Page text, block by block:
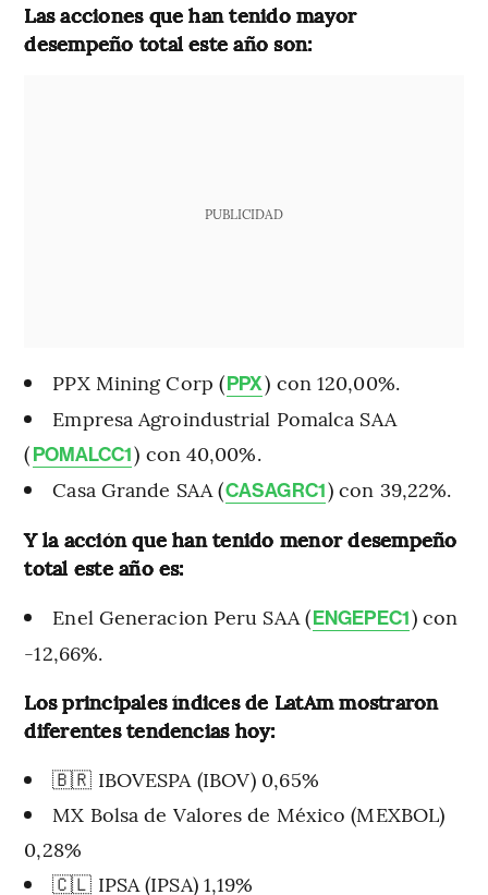
Las acciones que han tenido mayor
desempeño total este año son:
PUBLICIDAD
PPX Mining Corp (PPX) con 120,00%.
Empresa Agroindustrial Pomalca SAA
(POMALCC1) con 40,00%.
Casa Grande SAA (CASAGRC1) con 39,22%.
Y la acción que han tenido menor desempeño
total este año es:
Enel Generacion Peru SAA (ENGEPEC1) con
-12,66%.
Los principales índices de LatAm mostraron
diferentes tendencias hoy:
🇧🇷 IBOVESPA (IBOV) 0,65%
MX Bolsa de Valores de México (MEXBOL)
0,28%
🇨🇱 IPSA (IPSA) 1,19%